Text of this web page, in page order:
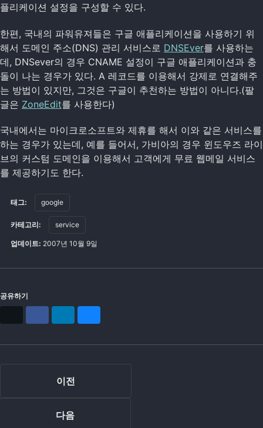
플리케이션 설정을 구성할 수 있다.
한편, 국내의 파워유져들은 구글 애플리케이션을 사용하기 위
해서 도메인 주소(DNS) 관리 서비스로 DNSEver를 사용하는
데, DNSever의 경우 CNAME 설정이 구글 애플리케이션과 충
돌이 나는 경우가 있다. A 레코드를 이용해서 강제로 연결해주
는 방법이 있지만, 그것은 구글이 추천하는 방법이 아니다.(팔
글은 ZoneEdit를 사용한다)
국내에서는 마이크로소프트와 제휴를 해서 이와 같은 서비스를
하는 경우가 있는데, 예를 들어서, 가비아의 경우 윈도우즈 라이
브의 커스텀 도메인을 이용해서 고객에게 무료 웹메일 서비스
를 제공하기도 한다.
태그: google
카테고리: service
업데이트: 2007년 10월 9일
공유하기
이전
다음